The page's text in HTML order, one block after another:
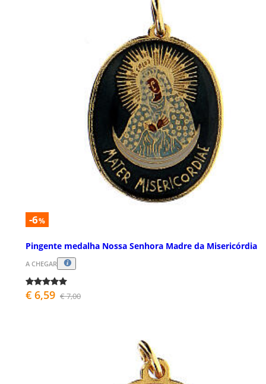
-6%
Pingente medalha Nossa Senhora Madre da Misericórdia
A CHEGAR
€ 6,59 € 7,00